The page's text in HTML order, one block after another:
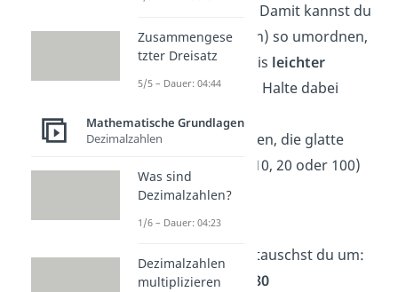
Kommutativgesetz. Damit kannst du
die Zahlen (Faktoren) so umordnen,
dass du das Ergebnis leichter
ausrechnenkannst. Halte dabei
Ausschau nach
Zahlenkombinationen, die glatte
Zehnerzahlen (wie 10, 20 oder 100)
ergeben.
➡️Beispiel:8 · 2 · 5
5 · 2 ergibt 10. Also tauschst du um:
→5 · 2· 8 =10· 8 =
80
Zusammengese
tzter Dreisatz
5/5 – Dauer: 04:44
Mathematische Grundlagen
Dezimalzahlen
Was sind
Dezimalzahlen?
1/6 – Dauer: 04:23
Dezimalzahlen
multiplizieren